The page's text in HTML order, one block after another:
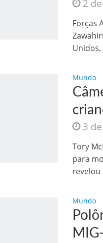
2
Forças
Unidos,
Mundo
3
Tory
para
revelou
Mundo